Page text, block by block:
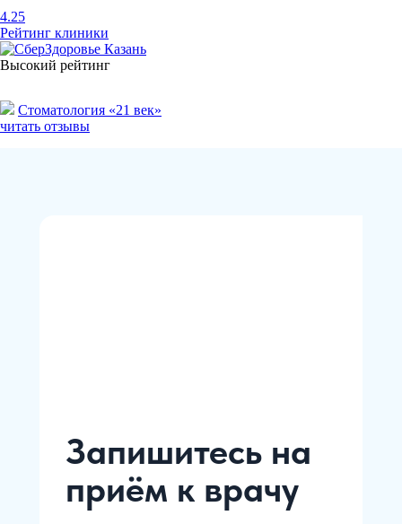
4.25
Рейтинг клиники
Высокий рейтинг
Стоматология «21 век»
читать отзывы
Запишитесь на
приём к врачу